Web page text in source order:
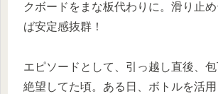
クボードをまな板代わりに。滑り止
ば安定感抜群！
エピソードとして、引っ越し直後、
絶望してた頃。ある日、ボトルを活